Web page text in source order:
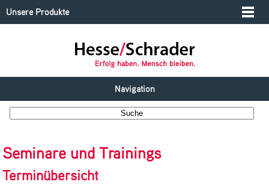
Unsere Produkte
Navigation
Seminare und Trainings
Terminübersicht